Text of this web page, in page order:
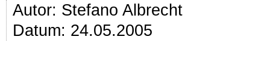
Autor: Stefano Albrecht
Datum: 24.05.2005